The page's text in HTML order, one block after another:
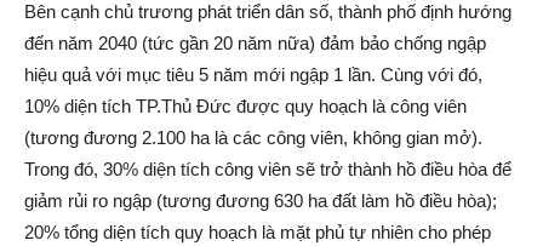
Bên cạnh chủ trương phát triển dân số, thành phố định hướng
đến năm 2040 (tức gần 20 năm nữa) đảm bảo chống ngập
hiệu quả với mục tiêu 5 năm mới ngập 1 lần. Cùng với đó,
10% diện tích TP.Thủ Đức được quy hoạch là công viên
(tương đương 2.100 ha là các công viên, không gian mở).
Trong đó, 30% diện tích công viên sẽ trở thành hồ điều hòa để
giảm rủi ro ngập (tương đương 630 ha đất làm hồ điều hòa);
20% tổng diện tích quy hoạch là mặt phủ tự nhiên cho phép